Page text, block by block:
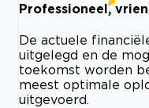
Professioneel,
De actuele
uitgelegd en de
toekomst worden
meest optimale
uitgevoerd.